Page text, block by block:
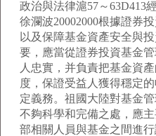
政治與法律滬57～63D413
徐瀾波20002000根據證券
以及保障基金資產安全與
要，應當從證券投資基金
人忠實，并負責把基金資
度，保證受益人獲得穩定
定義務。祖國大陸對基金
不夠科學和完備之處，應
部相關人員與基金之間進